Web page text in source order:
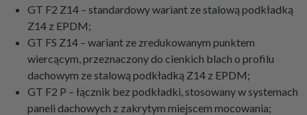
GT F2 Z14 – standardowy wariant ze stalową podkładką
Z14 z EPDM;
GT FS Z14 – wariant ze zredukowanym punktem
wiercącym, przeznaczony do cienkich blach o profilu
dachowym ze stalową podkładką Z14 z EPDM;
GT F2 P – łącznik bez podkładki, stosowany w systemach
paneli dachowych z zakrytym miejscem mocowania;